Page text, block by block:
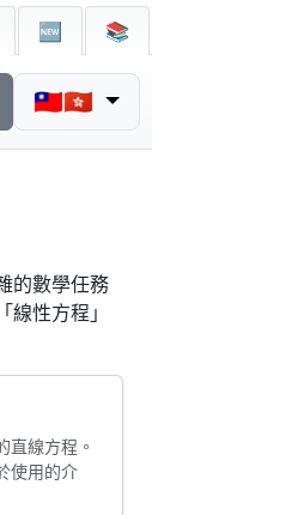
🆕 📚
🇹🇼🇭🇰
的數學任務
性方程」
直線方程。
使用的介